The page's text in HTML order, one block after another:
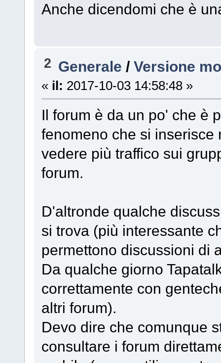
Anche dicendomi che è
2 Generale /Versione
« il: 2017-10-03 14:58:48 »
Il forum è da un po' che è
fenomeno che si
vedere più traffico sui
forum.
D'altronde qualche
si trova (più interessante
permettono discussioni di
Da qualche giorno
correttamente con
altri forum).
Devo dire che comunque
consultare i forum